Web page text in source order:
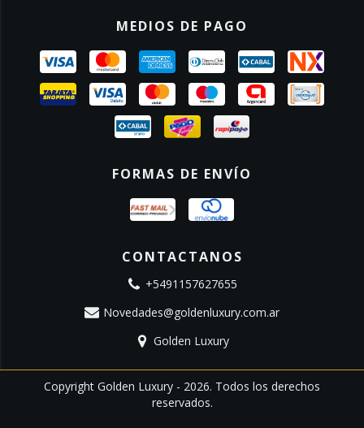
MEDIOS DE PAGO
FORMAS DE ENVÍO
CONTACTANOS
+5491157627655
Novedades@goldenluxury.com.ar
Golden Luxury
Copyright Golden Luxury - 2026. Todos los derechos
reservados.